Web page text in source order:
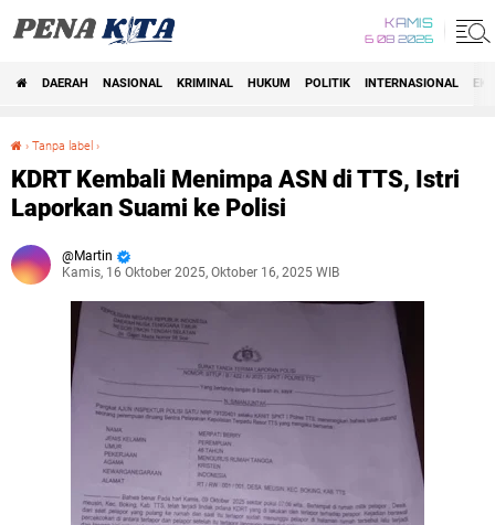
KAMIS
6 08 2026
DAERAH NASIONAL KRIMINAL HUKUM POLITIK INTERNASIONAL
› Tanpa label ›
KDRT Kembali Menimpa ASN di TTS, Istri
Laporkan Suami ke Polisi
Martin
Kamis, 16 Oktober 2025, Oktober 16, 2025 WIB